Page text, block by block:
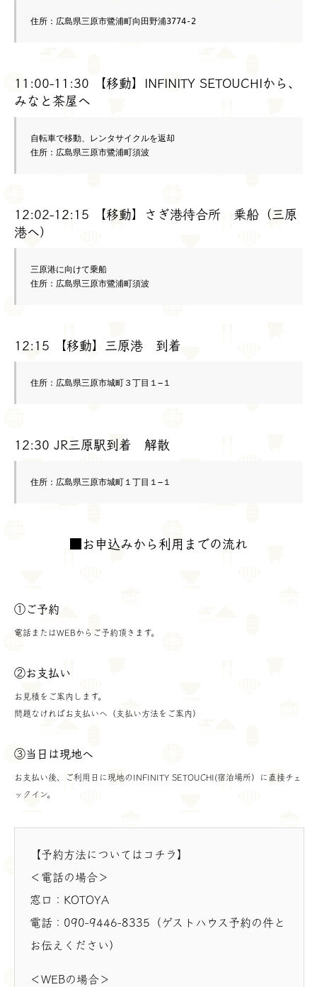
住所：広島県三原市鷺浦町向田野浦3774-2
11:00-11:30 【移動】INFINITY SETOUCHIから、
みなと茶屋へ
自転車で移動、レンタサイクルを返却
住所：広島県三原市鷺浦町須波
12:02-12:15 【移動】さぎ港待合所 乗船（三原
港へ）
三原港に向けて乗船
住所：広島県三原市鷺浦町須波
12:15 【移動】三原港 到着
住所：広島県三原市城町３丁目１−１
12:30 JR三原駅到着 解散
住所：広島県三原市城町１丁目１−１
■お申込みから利用までの流れ
①ご予約
電話またはWEBからご予約頂きます。
②お支払い
お見積をご案内します。
問題なければお支払いへ（支払い方法をご案内）
③当日は現地へ
お支払い後、ご利用日に現地のINFINITY SETOUCHI(宿泊場所）に直接チェ
ックイン。
【予約方法についてはコチラ】
＜電話の場合＞
窓口：KOTOYA
電話：090-9446-8335（ゲストハウス予約の件と
お伝えください）
＜WEBの場合＞